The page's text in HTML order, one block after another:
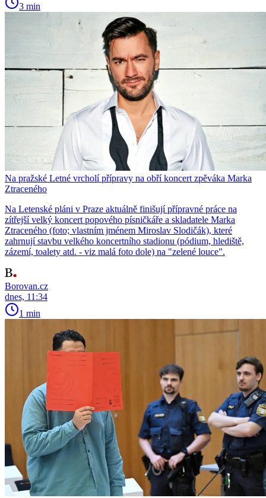
3 min
Na pražské Letné vrcholí přípravy na obří koncert zpěváka Marka
Ztraceného
Na Letenské pláni v Praze aktuálně finišují přípravné práce na
zítřejší velký koncert popového písničkáře a skladatele Marka
Ztraceného (foto; vlastním jménem Miroslav Slodičák), které
zahrnují stavbu velkého koncertního stadionu (pódium, hlediště,
zázemí, toalety atd. - viz malá foto dole) na "zelené louce".
Borovan.cz
dnes, 11:34
1 min